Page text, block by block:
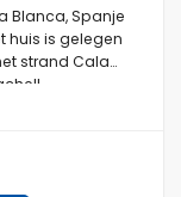
Blanca, Spanje
huis is gelegen
strand Cala